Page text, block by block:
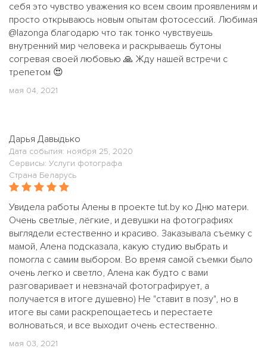
себя это чувство уважения ко всем своим проявлениям и
просто открываюсь новым опытам фотосессий. Любимая
@lazonga благодарю что так тонко чувствуешь
внутренний мир человека и раскрываешь бутоны
согревая своей любовью 🙏 Жду нашей встречи с
трепетом 😍
мая 04, 2021
Дарья Давыдько
Дата события: ноября 25, 2020
Сервисы: Услуги фотографа
Страна Беларусь
Увидела работы Алены в проекте tut.by ко Дню матери.
Очень светлые, лёгкие, и девушки на фотографиях
выглядели естественно и красиво. Заказывала съемку с
мамой, Алена подсказала, какую студию выбрать и
помогла с самим выбором. Во время самой съемки было
очень легко и светло, Алена как будто с вами
разговаривает и невзначай фотографирует, а
получается в итоге душевно) Не "ставит в позу", но в
итоге вы сами раскрепощаетесь и перестаете
волноваться, и все выходит очень естественно.
мая 03, 2021